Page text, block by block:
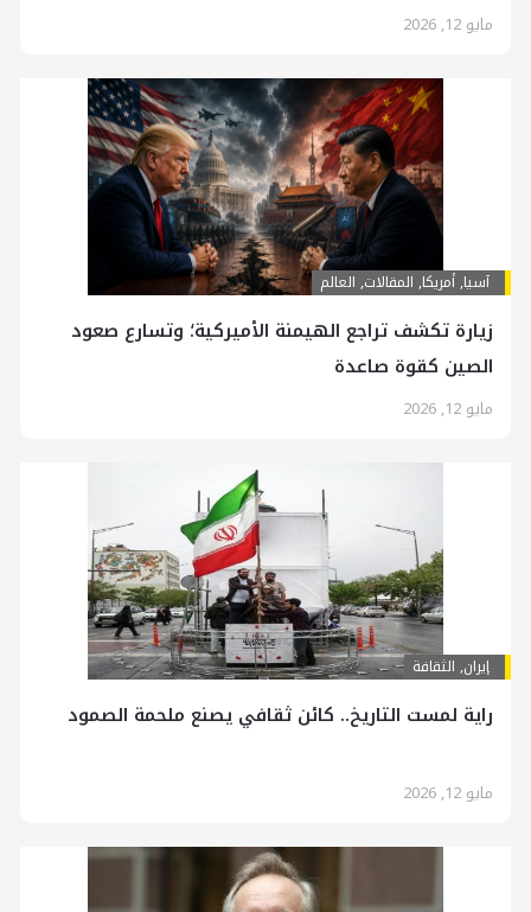
مايو 12, 2026
آسیا,أمريكا, المقالات, العالم
زيارة تكشف تراجع الهيمنة الأميركية؛ وتسارع صعود
الصين كقوة صاعدة
مايو 12, 2026
إيران, الثقافة
راية لمست التاريخ.. كائن ثقافي يصنع ملحمة الصمود
مايو 12, 2026